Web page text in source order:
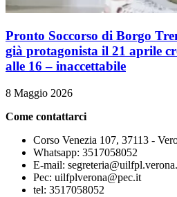
Pronto Soccorso di Borgo
già protagonista il 21 aprile
alle 16 – inaccettabile
8 Maggio 2026
Come contattarci
Corso Venezia 107, 37113 -
Whatsapp: 3517058052
E-mail:
Pec: uilfplverona@pec.it
tel: 3517058052